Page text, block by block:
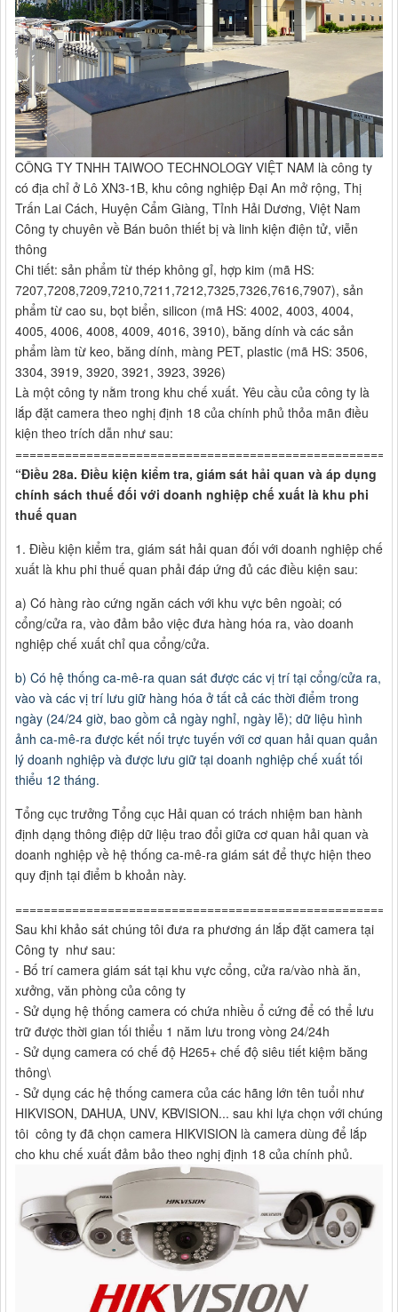
CÔNG TY TNHH TAIWOO TECHNOLOGY VIỆT NAM là công ty
có địa chỉ ở Lô XN3-1B, khu công nghiệp Đại An mở rộng, Thị
Trấn Lai Cách, Huyện Cẩm Giàng, Tỉnh Hải Dương, Việt Nam
Công ty chuyên về Bán buôn thiết bị và linh kiện điện tử, viễn
thông
Chi tiết: sản phẩm từ thép không gỉ, hợp kim (mã HS:
7207,7208,7209,7210,7211,7212,7325,7326,7616,7907), sản
phẩm từ cao su, bọt biển, silicon (mã HS: 4002, 4003, 4004,
4005, 4006, 4008, 4009, 4016, 3910), băng dính và các sản
phẩm làm từ keo, băng dính, màng PET, plastic (mã HS: 3506,
3304, 3919, 3920, 3921, 3923, 3926)
Là một công ty nằm trong khu chế xuất. Yêu cầu của công ty là
lắp đặt camera theo nghị định 18 của chính phủ thỏa mãn điều
kiện theo trích dẫn như sau:
“Điều 28a. Điều kiện kiểm tra, giám sát hải quan và áp dụng
chính sách thuế đối với doanh nghiệp chế xuất là khu phi
thuế quan
1. Điều kiện kiểm tra, giám sát hải quan đối với doanh nghiệp chế
xuất là khu phi thuế quan phải đáp ứng đủ các điều kiện sau:
a) Có hàng rào cứng ngăn cách với khu vực bên ngoài; có
cổng/cửa ra, vào đảm bảo việc đưa hàng hóa ra, vào doanh
nghiệp chế xuất chỉ qua cổng/cửa.
b) Có hệ thống ca-mê-ra quan sát được các vị trí tại cổng/cửa ra,
vào và các vị trí lưu giữ hàng hóa ở tất cả các thời điểm trong
ngày (24/24 giờ, bao gồm cả ngày nghỉ, ngày lễ); dữ liệu hình
ảnh ca-mê-ra được kết nối trực tuyến với cơ quan hải quan quản
lý doanh nghiệp và được lưu giữ tại doanh nghiệp chế xuất tối
thiểu 12 tháng.
Tổng cục trưởng Tổng cục Hải quan có trách nhiệm ban hành
định dạng thông điệp dữ liệu trao đổi giữa cơ quan hải quan và
doanh nghiệp về hệ thống ca-mê-ra giám sát để thực hiện theo
quy định tại điểm b khoản này.
Sau khi khảo sát chúng tôi đưa ra phương án lắp đặt camera tại
Công ty như sau:
- Bố trí camera giám sát tại khu vực cổng, cửa ra/vào nhà ăn,
xưởng, văn phòng của công ty
- Sử dụng hệ thống camera có chứa nhiều ổ cứng để có thể lưu
trữ được thời gian tối thiểu 1 năm lưu trong vòng 24/24h
- Sử dụng camera có chế độ H265+ chế độ siêu tiết kiệm băng
thông\
- Sử dụng các hệ thống camera của các hãng lớn tên tuổi như
HIKVISON, DAHUA, UNV, KBVISION... sau khi lựa chọn với chúng
tôi công ty đã chọn camera HIKVISION là camera dùng để lắp
cho khu chế xuất đảm bảo theo nghị định 18 của chính phủ.